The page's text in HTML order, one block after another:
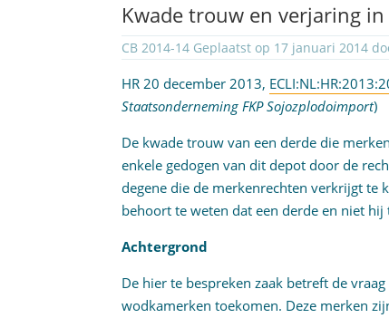
Kwade trouw en verjaring
CB 2014-14 Geplaatst op 17 januari 2014
HR 20 december 2013,
Staatsonderneming FKP Sojozplodoimport)
De kwade trouw van een derde die
enkele gedogen van dit depot door de
degene die de merkenrechten verkrijgt te
behoort te weten dat een derde en niet
Achtergrond
De hier te bespreken zaak betreft de
wodkamerken toekomen. Deze merken